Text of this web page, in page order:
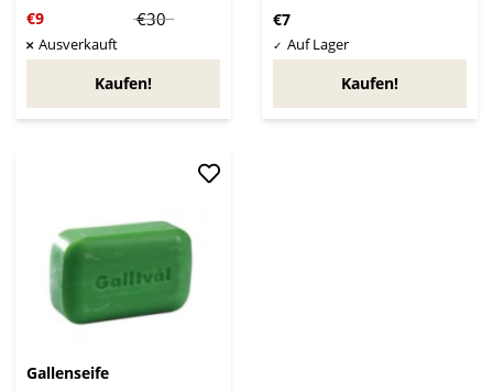
€9 €30
Kaufen!
€7
Kaufen!
Gallenseife